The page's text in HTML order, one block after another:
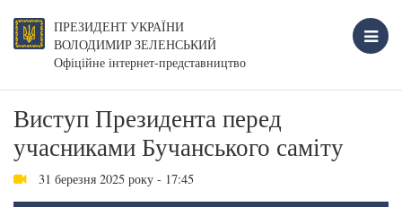
ПРЕЗИДЕНТ УКРАЇНИ
ВОЛОДИМИР ЗЕЛЕНСЬКИЙ
Офіційне інтернет-представництво
Виступ Президента перед
учасниками Бучанського саміту
31 березня 2025 року - 17:45